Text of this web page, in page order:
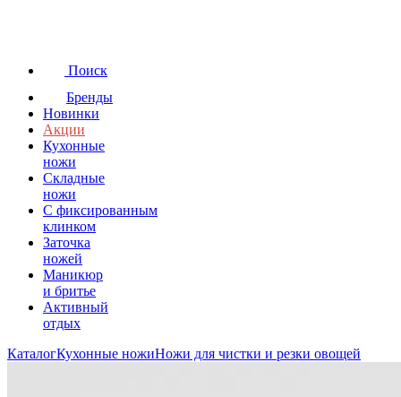
Поиск
Бренды
Новинки
Акции
Кухонные
ножи
Складные
ножи
C фиксированным
клинком
Заточка
ножей
Маникюр
и бритье
Активный
отдых
КаталогКухонные ножиНожи для чистки и резки овощей